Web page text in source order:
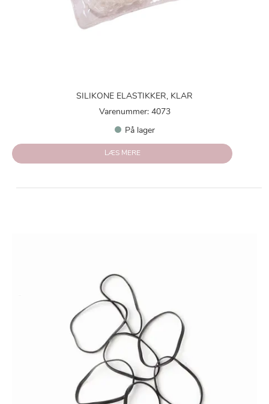
SILIKONE ELASTIKKER, KLAR
Varenummer: 4073
På lager
LÆS MERE